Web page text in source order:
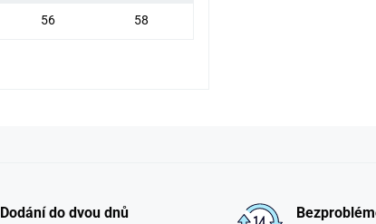
56 58
Dodání do dvou dnů